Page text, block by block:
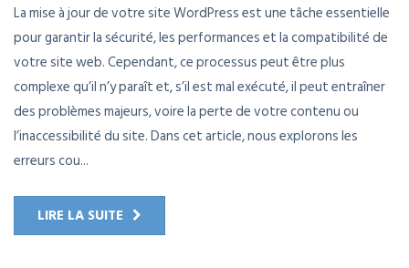
La mise à jour de votre site WordPress est une tâche essentielle
pour garantir la sécurité, les performances et la compatibilité de
votre site web. Cependant, ce processus peut être plus
complexe qu’il n’y paraît et, s’il est mal exécuté, il peut entraîner
des problèmes majeurs, voire la perte de votre contenu ou
l’inaccessibilité du site. Dans cet article, nous explorons les
erreurs cou...
LIRE LA SUITE